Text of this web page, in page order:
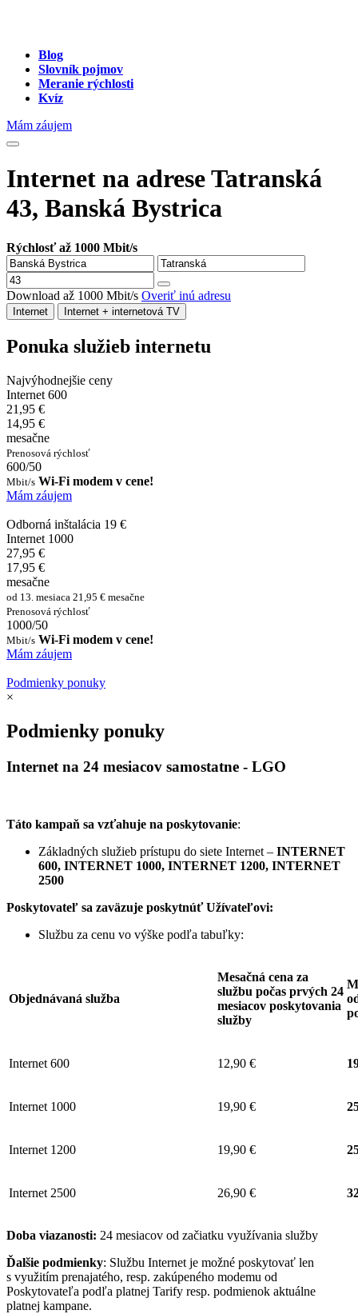
Blog
Slovník pojmov
Meranie rýchlosti
Kvíz
Mám záujem
Internet na adrese Tatranská
43, Banská Bystrica
Rýchlosť až 1000 Mbit/s
Download až 1000 Mbit/s Overiť inú adresu
Internet Internet + internetová TV
Ponuka služieb internetu
Najvýhodnejšie ceny
Internet 600
21,95 €
14,95 €
mesačne
Prenosová rýchlosť
600/50
Mbit/s Wi-Fi modem v cene!
Mám záujem
Odborná inštalácia 19 €
Internet 1000
27,95 €
17,95 €
mesačne
od 13. mesiaca 21,95 € mesačne
Prenosová rýchlosť
1000/50
Mbit/s Wi-Fi modem v cene!
Mám záujem
Podmienky ponuky
×
Podmienky ponuky
Internet na 24 mesiacov samostatne - LGO
Táto kampaň sa vzťahuje na poskytovanie:
Základných služieb prístupu do siete Internet – INTERNET
600, INTERNET 1000, INTERNET 1200, INTERNET
2500
Poskytovateľ sa zaväzuje poskytnúť Užívateľovi:
Službu za cenu vo výške podľa tabuľky:
Objednávaná služba
Mesačná cena za
službu počas prvých 24
mesiacov poskytovania
služby
Internet 600 12,90 €
Internet 1000 19,90 €
Internet 1200 19,90 €
Internet 2500 26,90 €
Doba viazanosti: 24 mesiacov od začiatku využívania služby
Ďalšie podmienky: Službu Internet je možné poskytovať len
s využitím prenajatého, resp. zakúpeného modemu od
Poskytovateľa podľa platnej Tarify resp. podmienok aktuálne
platnej kampane.